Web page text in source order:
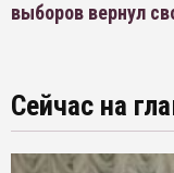
выборов вернул
Сейчас на